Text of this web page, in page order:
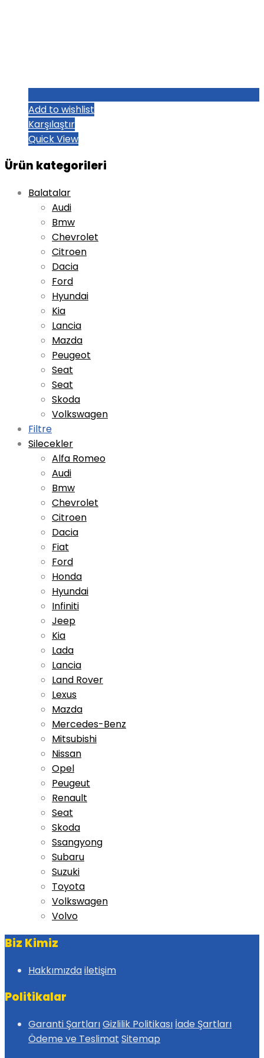
Add to wishlist
Karşılaştır
Quick View
Ürün kategorileri
Balatalar
Audi
Bmw
Chevrolet
Citroen
Dacia
Ford
Hyundai
Kia
Lancia
Mazda
Peugeot
Seat
Seat
Skoda
Volkswagen
Filtre
Silecekler
Alfa Romeo
Audi
Bmw
Chevrolet
Citroen
Dacia
Fiat
Ford
Honda
Hyundai
Infiniti
Jeep
Kia
Lada
Lancia
Land Rover
Lexus
Mazda
Mercedes-Benz
Mitsubishi
Nissan
Opel
Peugeut
Renault
Seat
Skoda
Ssangyong
Subaru
Suzuki
Toyota
Volkswagen
Volvo
Biz Kimiz
Hakkımızdailetişim
Politikalar
Garanti ŞartlarıGizlilik Politikası İade Şartları
Ödeme ve Teslimat Sitemap